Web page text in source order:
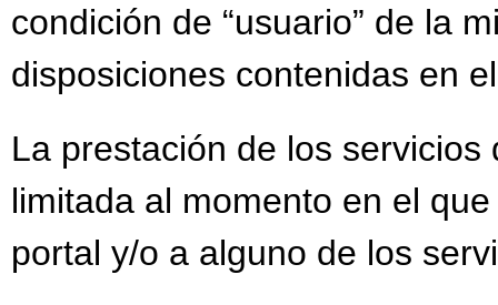
condición de “usuario” de la
disposiciones contenidas en
La prestación de los
limitada al momento en el
portal y/o a alguno de los